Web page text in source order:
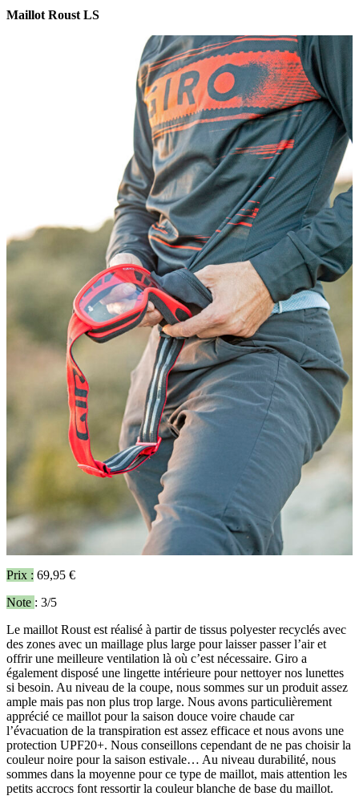
Maillot Roust LS
Prix : 69,95 €
Note : 3/5
Le maillot Roust est réalisé à partir de tissus polyester recyclés avec
des zones avec un maillage plus large pour laisser passer l’air et
offrir une meilleure ventilation là où c’est nécessaire. Giro a
également disposé une lingette intérieure pour nettoyer nos lunettes
si besoin. Au niveau de la coupe, nous sommes sur un produit assez
ample mais pas non plus trop large. Nous avons particulièrement
apprécié ce maillot pour la saison douce voire chaude car
l’évacuation de la transpiration est assez efficace et nous avons une
protection UPF20+. Nous conseillons cependant de ne pas choisir la
couleur noire pour la saison estivale… Au niveau durabilité, nous
sommes dans la moyenne pour ce type de maillot, mais attention les
petits accrocs font ressortir la couleur blanche de base du maillot.